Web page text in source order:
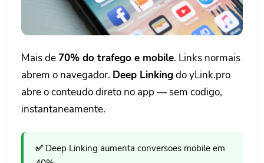
Mais de 70% do trafego e mobile. Links normais
abrem o navegador. Deep Linkingdo yLink.pro
abre o conteudo direto no app — sem codigo,
instantaneamente.
✅ Deep Linking aumenta conversoes mobile em